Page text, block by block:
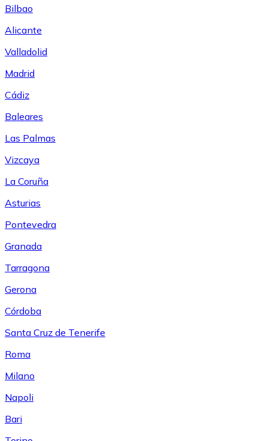
Bilbao
Alicante
Valladolid
Madrid
Cádiz
Baleares
Las Palmas
Vizcaya
La Coruña
Asturias
Pontevedra
Granada
Tarragona
Gerona
Córdoba
Santa Cruz de Tenerife
Roma
Milano
Napoli
Bari